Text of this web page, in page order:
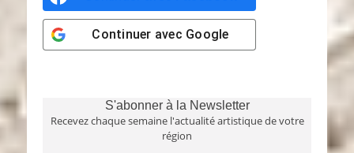
Continuer avec Google
S'abonner à la Newsletter
Recevez chaque semaine l'actualité artistique de votre
région